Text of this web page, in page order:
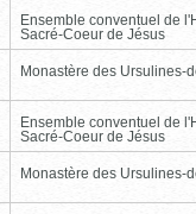
Ensemble conventuel de
Sacré-Coeur de Jésus
Monastère des Ursulines-
Ensemble conventuel de
Sacré-Coeur de Jésus
Monastère des Ursulines-